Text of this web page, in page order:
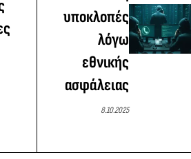
υποκλοπές
λόγω
εθνικής
ασφάλειας
8.10.2025